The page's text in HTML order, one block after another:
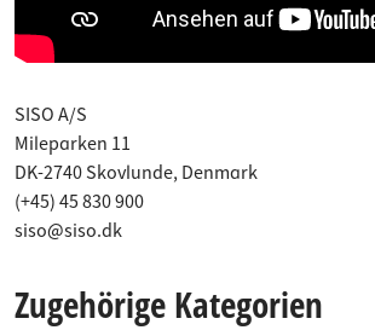
SISO A/S
Mileparken 11
DK-2740 Skovlunde, Denmark
(+45) 45 830 900
siso@siso.dk
Zugehörige Kategorien